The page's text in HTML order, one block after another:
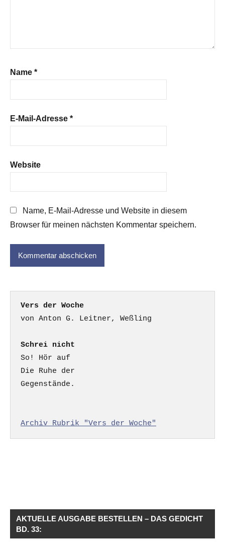
Name *
E-Mail-Adresse *
Website
Name, E-Mail-Adresse und Website in diesem
Browser für meinen nächsten Kommentar speichern.
Vers der Woche
Schrei nicht
So! Hör auf
Die Ruhe der
Gegenstände.
Archiv Rubrik "Vers der Woche"
AKTUELLE AUSGABE BESTELLEN – DAS GEDICHT
BD. 33: